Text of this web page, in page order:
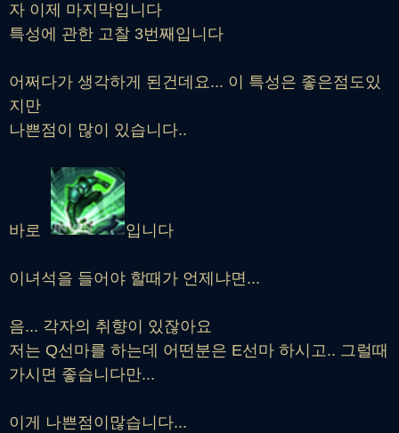
자 이제 마지막입니다
특성에 관한 고찰 3번째입니다
어쩌다가 생각하게 된건데요... 이 특성은 좋은점도있
지만
나쁜점이 많이 있습니다..
바로 입니다
이녀석을 들어야 할때가 언제냐면...
음... 각자의 취향이 있잖아요
저는 Q선마를 하는데 어떤분은 E선마 하시고.. 그럴때
가시면 좋습니다만...
이게 나쁜점이많습니다...